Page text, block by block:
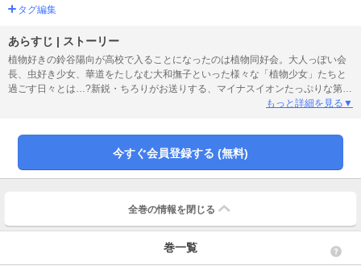
タグ編集
あらすじ | ストーリー
植物好きの鈴谷陽向が高校で入ることになったのは植物同好会。大人っぽい会
長、虫好き少女、華道をたしなむ大和撫子といった様々な「植物少女」たちと
過ごす日々とは…?新鋭・ちろりがお送りする、マイナスイオンたっぷりな第1
もっと詳細を見る▼
今すぐ会員登録する (無料)
全巻の情報を 閉じる
巻一覧